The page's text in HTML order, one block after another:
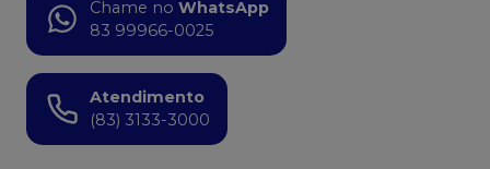
Chame no WhatsApp
83 99966-0025
Atendimento
(83) 3133-3000